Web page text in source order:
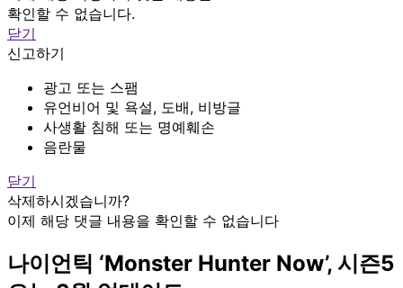
확인할 수 없습니다.
닫기
신고하기
광고 또는 스팸
유언비어 및 욕설, 도배, 비방글
사생활 침해 또는 명예훼손
음란물
닫기
삭제하시겠습니까?
이제 해당 댓글 내용을 확인할 수 없습니다
나이언틱 ‘Monster Hunter Now’, 시즌5